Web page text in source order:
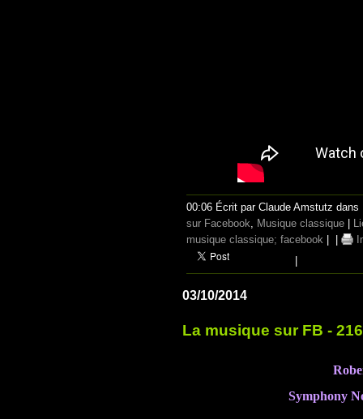
00:06 Écrit par Claude Amstutz dans
sur Facebook, Musique classique
musique classique; facebook
03/10/2014
La musique sur FB -
Symphony